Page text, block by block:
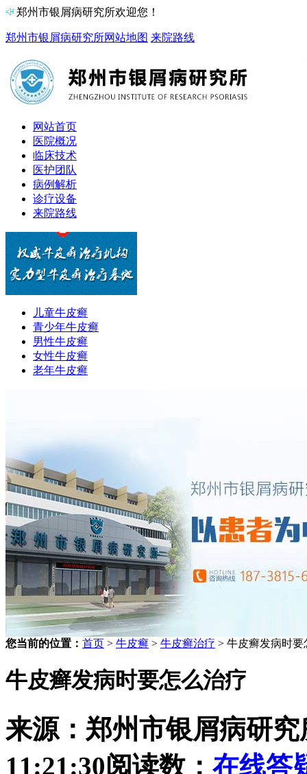
郑州市银屑病研究所欢迎您！
郑州市银屑病研究所网站地图 来院路线
网站首页
医院概况
临床技术
医护团队
病例解析
诊疗设备
来院路线
儿童牛皮癣
青少年牛皮癣
男性牛皮癣
女性牛皮癣
老年牛皮癣
您当前的位置： 首页 > 牛皮癣 > 牛皮癣治疗 > 牛皮癣发病时要
牛皮癣发病时要怎么治疗
来源：郑州市银屑病研究
11:21:30阅读数： 在线答